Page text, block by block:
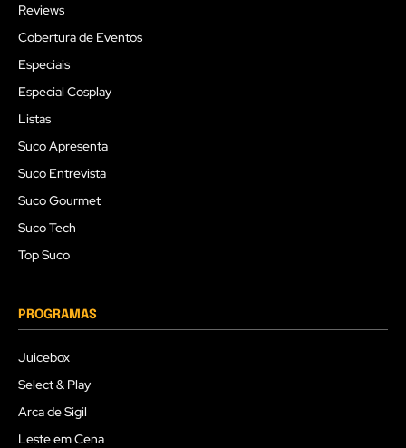
Reviews
Cobertura de Eventos
Especiais
Especial Cosplay
Listas
Suco Apresenta
Suco Entrevista
Suco Gourmet
Suco Tech
Top Suco
PROGRAMAS
Juicebox
Select & Play
Arca de Sigil
Leste em Cena